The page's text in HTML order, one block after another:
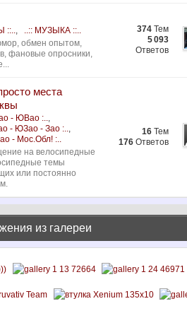
::..,
..:: МУЗЫКА ::..
обмен опытом,
фановые опросники,
374 Тем
5 093
Ответов
места
- ЮВао :..,
- ЮЗао - Зао :..,
- Мос.Обл! :..
на велосипедные
темы
или постоянно
16 Тем
176 Ответов
из галереи